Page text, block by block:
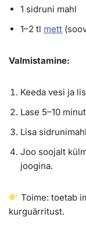
1 sidruni mahl
1–2 tl mett
Valmistamine:
Keeda vesi ja
Lase 5–10
Lisa
Joo soojalt
joogina.
Toime: toetab
kurguärritust.